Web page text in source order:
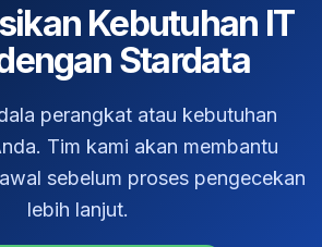
Kebutuhan IT
Stardata
perangkat atau kebutuhan
Tim kami akan membantu
sebelum proses pengecekan
lebih lanjut.